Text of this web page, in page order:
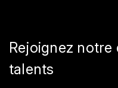
Rejoignez
talents